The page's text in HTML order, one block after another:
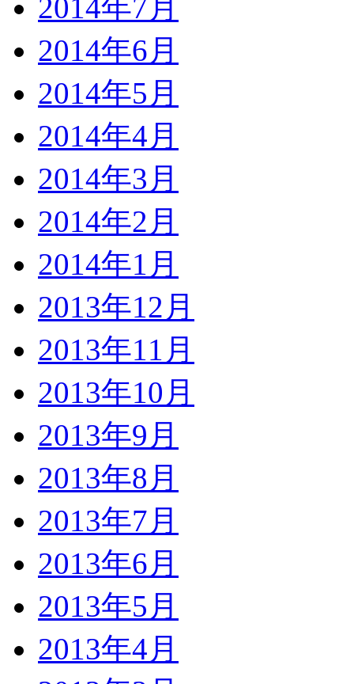
2014年7月
2014年6月
2014年5月
2014年4月
2014年3月
2014年2月
2014年1月
2013年12月
2013年11月
2013年10月
2013年9月
2013年8月
2013年7月
2013年6月
2013年5月
2013年4月